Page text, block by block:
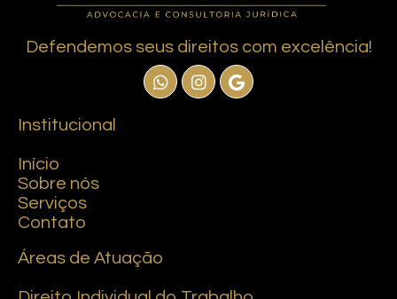
Defendemos seus direitos com excelência!
Institucional
Início
Sobre nós
Serviços
Contato
Áreas de Atuação